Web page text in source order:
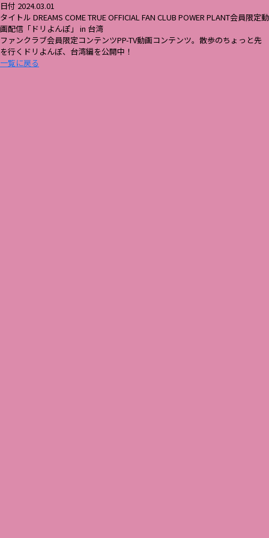
日付 2024.03.01
タイトル DREAMS COME TRUE OFFICIAL FAN CLUB POWER PLANT会員限定動
画配信「ドリよんぽ」 in 台湾
ファンクラブ会員限定コンテンツPP-TV動画コンテンツ。散歩のちょっと先
を行くドリよんぽ、台湾編を公開中！
一覧に戻る